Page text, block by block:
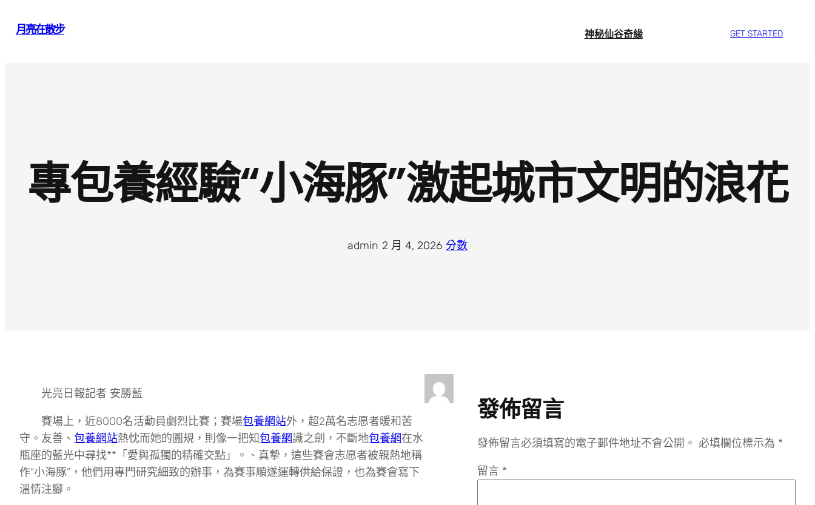
月亮在散步 神秘仙谷奇緣 GET STARTED
專包養經驗“小海豚”激起城市文明的浪花
admin 2 月 4, 2026 分數
光亮日報記者 安勝藍
賽場上，近8000名活動員劇烈比賽；賽場包養網站外，超2萬名志愿者暖和苦
守。友善、 包養網站熱忱而她的圓規，則像一把知包養網識之劍，不斷地包養網在水
瓶座的藍光中尋找**「愛與孤獨的精確交點」。、真摯，這些賽會志愿者被親熱地稱
作“小海豚”，他們用專門研究細致的辦事，為賽事順遂運轉供給保證，也為賽會寫下
溫情注腳。
發佈留言
發佈留言必須填寫的電子郵件地址不會公開。 必填欄位標示為 *
留言 *